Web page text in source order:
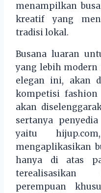
menampilkan
kreatif yang
tradisi lokal.
Busana luaran
yang lebih modern
elegan ini, akan
kompetisi fashion
akan
sertanya penyedia
yaitu
mengaplikasikan
hanya di atas
terealisasikan
perempuan